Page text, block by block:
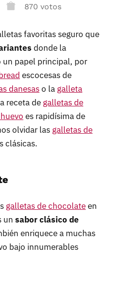
870 votos
favoritas seguro que
donde la
un papel principal, por
escocesas de
danesaso la galleta
receta de galletas de
es rapidísima de
olvidar las galletas de
clásicas.
galletas de chocolateen
un sabor clásico de
enriquece a muchas
bajo innumerables